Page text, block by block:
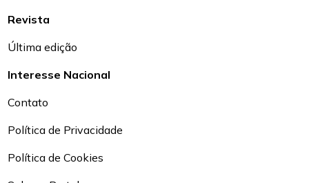
Revista
Última edição
Interesse Nacional
Contato
Política de Privacidade
Política de Cookies